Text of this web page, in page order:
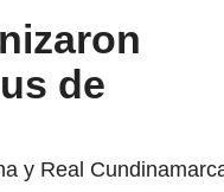
de
y Real